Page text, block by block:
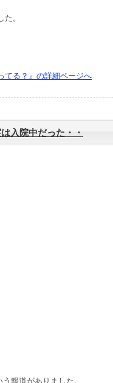
。
てる？』の詳細ページへ
入院中だった・・
報道がありました。